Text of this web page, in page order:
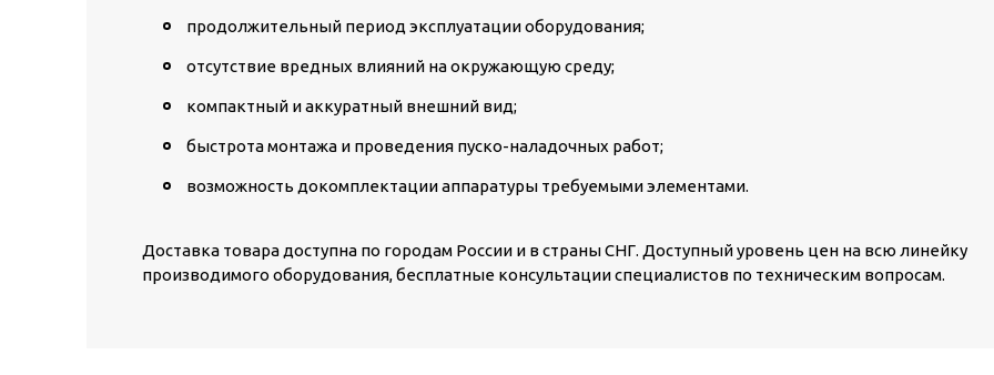
продолжительный период эксплуатации оборудования;
отсутствие вредных влияний на окружающую среду;
компактный и аккуратный внешний вид;
быстрота монтажа и проведения пуско-наладочных работ;
возможность докомплектации аппаратуры требуемыми элементами.
Доставка товара доступна по городам России и в страны СНГ. Доступный уровень цен на всю линейку
производимого оборудования, бесплатные консультации специалистов по техническим вопросам.